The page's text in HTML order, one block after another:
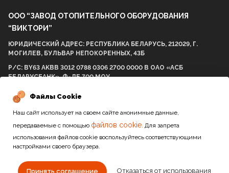
ООО “ЗАВОД ОТОПИТЕЛЬНОГО ОБОРУДОВАНИЯ
“ВИКТОРИ”
ЮРИДИЧЕСКИЙ АДРЕС: РЕСПУБЛИКА БЕЛАРУСЬ, 212029, Г.
МОГИЛЕВ, БУЛЬВАР НЕПОКОРЕННЫХ, 43Б
Р/С: BY63 AKBB 3012 0788 0306 2700 0000 В ОАО «АСБ
БЕЛАРУСБАНК», Ф-ЛЕ 700 МОУ
БИК AKBBBY21700 УНП: 812001575 ОКПО 298057537000
2010-2026 / Все права защищены
Файлы Cookie
Наш сайт использует на своем сайте анонимные данные,
передаваемые с помощью файлов cookie. Для запрета
использования файлов cookie воспользуйтесь соответствующими
настройками своего браузера.
Отказаться от использования
Принять соглашение